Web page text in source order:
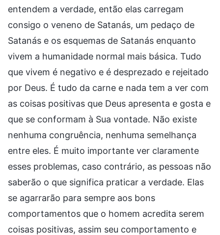
entendem a verdade, então elas carregam
consigo o veneno de Satanás, um pedaço de
Satanás e os esquemas de Satanás enquanto
vivem a humanidade normal mais básica. Tudo
que vivem é negativo e é desprezado e rejeitado
por Deus. É tudo da carne e nada tem a ver com
as coisas positivas que Deus apresenta e gosta e
que se conformam à Sua vontade. Não existe
nenhuma congruência, nenhuma semelhança
entre eles. É muito importante ver claramente
esses problemas, caso contrário, as pessoas não
saberão o que significa praticar a verdade. Elas
se agarrarão para sempre aos bons
comportamentos que o homem acredita serem
coisas positivas, assim seu comportamento e